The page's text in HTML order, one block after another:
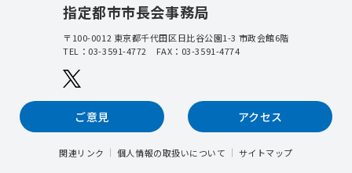
指定都市市長会事務局
〒100-0012 東京都千代田区日比谷公園1-3 市政会館6階
TEL： 03-3591-4772 FAX：03-3591-4774
ご意見 アクセス
関連リンク 個人情報の取扱いについて サイトマップ